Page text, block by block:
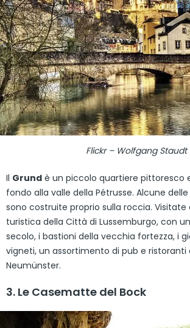
Flickr – Wolfgang Staudt
Il Grund è un piccolo quartiere pittoresco
fondo alla valle della Pétrusse. Alcune
sono costruite proprio sulla roccia. Visitate
turistica della Città di Lussemburgo, con
secolo, i bastioni della vecchia fortezza, i
vigneti, un assortimento di pub e ristoranti
Neumünster.
3. Le Casematte del Bock